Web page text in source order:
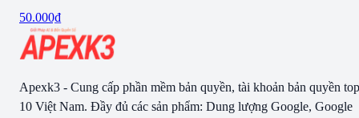
50.000₫
Apexk3 - Cung cấp phần mềm bản quyền, tài khoản bản quyền top
10 Việt Nam. Đầy đủ các sản phẩm: Dung lượng Google, Google